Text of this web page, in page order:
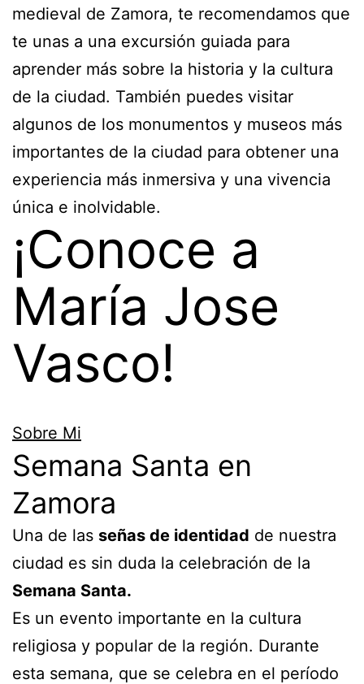
medieval de Zamora, te recomendamos que
te unas a una excursión guiada para
aprender más sobre la historia y la cultura
de la ciudad. También puedes visitar
algunos de los monumentos y museos más
importantes de la ciudad para obtener una
experiencia más inmersiva y una vivencia
única e inolvidable.
¡Conoce a
María Jose
Vasco!
Sobre Mi
Semana Santa en
Zamora
Una de las señas de identidad de nuestra
ciudad es sin duda la celebración de la
Semana Santa.
Es un evento importante en la cultura
religiosa y popular de la región. Durante
esta semana, que se celebra en el período